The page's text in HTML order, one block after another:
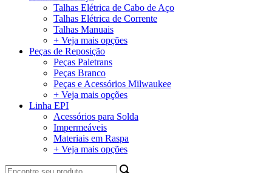
Talhas Elétrica de Cabo de Aço
Talhas Elétrica de Corrente
Talhas Manuais
+ Veja mais opções
Peças de Reposição
Peças Paletrans
Peças Branco
Peças e Acessórios Milwaukee
+ Veja mais opções
Linha EPI
Acessórios para Solda
Impermeáveis
Materiais em Raspa
+ Veja mais opções